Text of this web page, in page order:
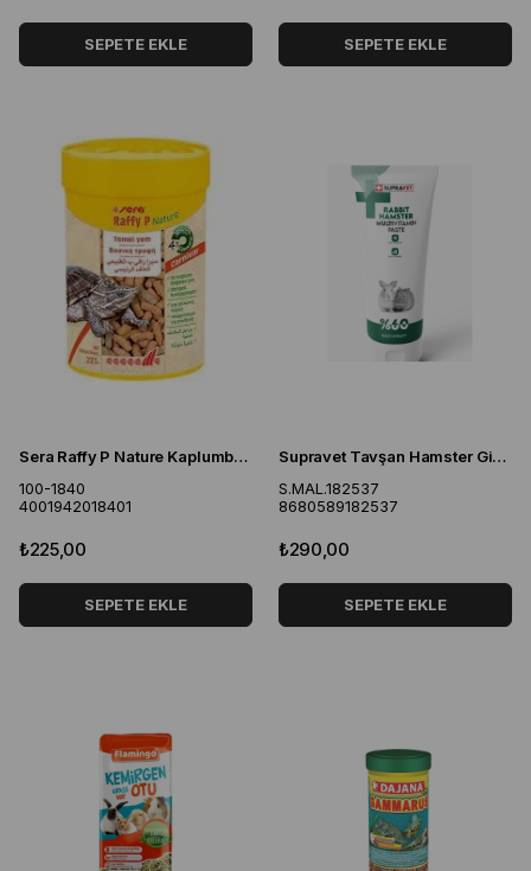
SEPETE EKLE SEPETE EKLE
Sera Raffy P Nature Kaplumbağa Yemi 100 ML
100-1840
4001942018401
₺225,00
SEPETE EKLE
Supravet Tavşan Hamster Ginepig ve Kemirgenler İçin Multivitamin Malt Paste 100gr
S.MAL.182537
8680589182537
₺290,00
SEPETE EKLE